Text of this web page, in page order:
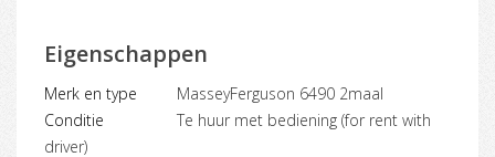
Eigenschappen
Merk en type
MasseyFerguson 6490 2maal
Conditie
Te huur met bediening (for rent with
driver)